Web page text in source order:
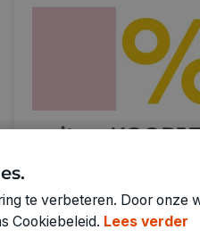
stationary
Profiteer van mooie
te verbeteren. Door onze
Cookiebeleid. Lees verder